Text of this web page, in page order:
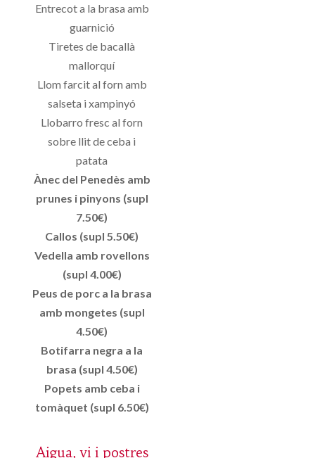
Entrecot a la brasa amb
guarnició
Tiretes de bacallà
mallorquí
Llom farcit al forn amb
salseta i xampinyó
Llobarro fresc al forn
sobre llit de ceba i
patata
Ànec del Penedès amb
prunes i pinyons (supl
7.50€)
Callos (supl 5.50€)
Vedella amb rovellons
(supl 4.00€)
Peus de porc a la brasa
amb mongetes (supl
4.50€)
Botifarra negra a la
brasa (supl 4.50€)
Popets amb ceba i
tomàquet (supl 6.50€)
Aigua, vi i postres